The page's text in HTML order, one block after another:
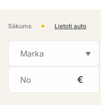
Sākums • Lietoti auto